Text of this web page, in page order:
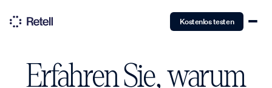
Kostenlos testen
Erfahren Sie, warum